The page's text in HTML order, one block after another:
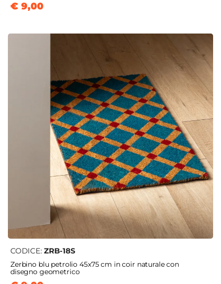
€ 9,00
CODICE: ZRB-18S
Zerbino blu petrolio 45x75 cm in coir naturale con
disegno geometrico